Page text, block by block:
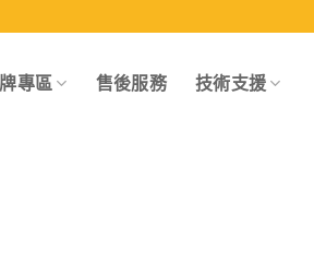
專區 售後服務 技術支援